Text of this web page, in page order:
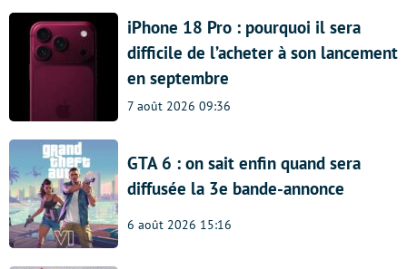
iPhone 18 Pro : pourquoi il sera
difficile de l’acheter à son lancement
en septembre
7 août 2026 09:36
GTA 6 : on sait enfin quand sera
diffusée la 3e bande-annonce
6 août 2026 15:16